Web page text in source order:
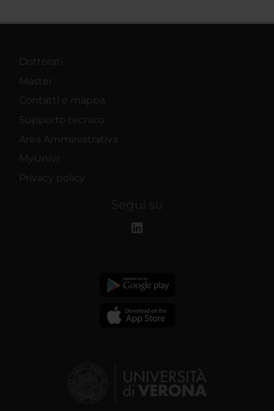
Dottorati
Master
Contatti e mappa
Supporto tecnico
Area Amministrativa
MyUnivr
Privacy policy
Segui su